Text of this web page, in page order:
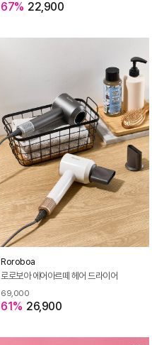
67% 22,900
Roroboa
로로보아 에어아르떼 헤어 드라이어
69,000
61% 26,900